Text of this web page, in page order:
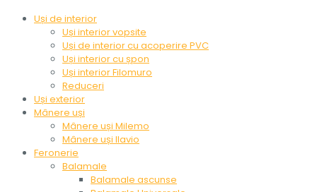
Uși de interior
Uși interior vopsite
Uși de interior cu acoperire PVC
Uși interior cu șpon
Uși interior Filomuro
Reduceri
Uși exterior
Mânere uși
Mânere uși Milemo
Mânere uși Ilavio
Feronerie
Balamale
Balamale ascunse